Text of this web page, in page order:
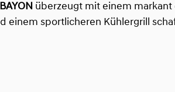
überzeugt mit einem
einem sportlicheren Kühlergrill